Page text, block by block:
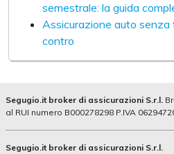
semestrale: la guida
Assicurazione auto senza
contro
Segugio.it broker di assicurazioni S.r.l.
al RUI numero B000278298 P.IVA
Segugio.it broker di assicurazioni S.r.l.